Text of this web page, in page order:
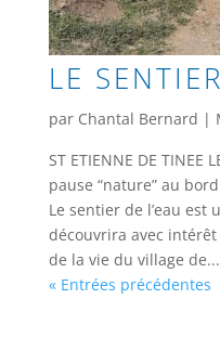
LE
par Chantal Bernard |
ST ETIENNE DE TINEE
pause “nature” au
Le sentier de l’eau est
découvrira avec
de la vie du village de...
« Entrées précédentes